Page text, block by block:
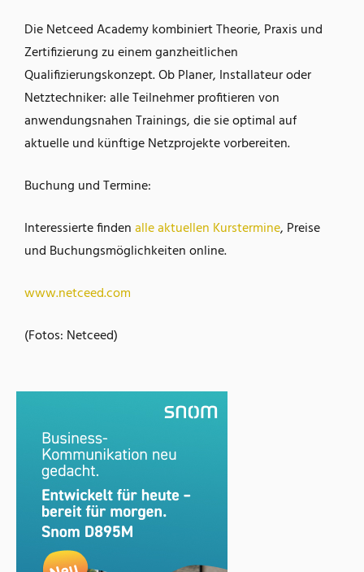
Die Netceed Academy kombiniert Theorie, Praxis und
Zertifizierung zu einem ganzheitlichen
Qualifizierungskonzept. Ob Planer, Installateur oder
Netztechniker: alle Teilnehmer profitieren von
anwendungsnahen Trainings, die sie optimal auf
aktuelle und künftige Netzprojekte vorbereiten.
Buchung und Termine:
Interessierte findenalle aktuellen Kurstermine, Preise
und Buchungsmöglichkeiten online.
www.netceed.com
(Fotos: Netceed)